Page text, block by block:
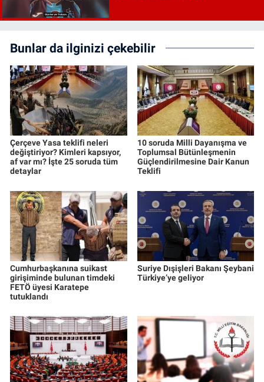
Bunlar da ilginizi çekebilir
Çerçeve Yasa teklifi neleri
değiştiriyor? Kimleri kapsıyor,
af var mı? İşte 25 soruda tüm
detaylar
10 soruda Milli Dayanışma ve
Toplumsal Bütünleşmenin
Güçlendirilmesine Dair Kanun
Teklifi
Cumhurbaşkanına suikast
girişiminde bulunan timdeki
FETÖ üyesi Karatepe
tutuklandı
Suriye Dışişleri Bakanı Şeybani
Türkiye’ye geliyor